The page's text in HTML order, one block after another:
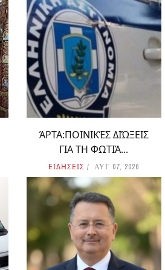
ΆΡΤΑ:ΠΟΙΝΙΚΈΣ ΔΙΏΞΕΙΣ
ΓΙΑ ΤΗ ΦΩΤΙΆ...
ΕΙΔΗΣΕΙΣ ΑΥΓ 07, 2026